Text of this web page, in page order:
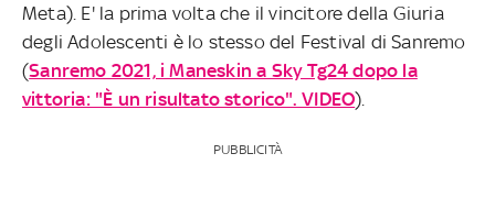
Meta). E' la prima volta che il vincitore della Giuria
degli Adolescenti è lo stesso del Festival di Sanremo
(Sanremo 2021, i Maneskin a Sky Tg24 dopo la
vittoria: "È un risultato storico". VIDEO).
PUBBLICITÀ